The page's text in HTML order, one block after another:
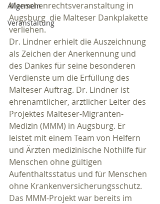
Allgemein
Veranstaltung
Menschenrechtsveranstaltung in
Augsburg  die Malteser Dankplakette
verliehen.
Dr. Lindner erhielt die Auszeichnung
als Zeichen der Anerkennung und
des Dankes für seine besonderen
Verdienste um die Erfüllung des
Malteser Auftrag. Dr. Lindner ist
ehrenamtlicher, ärztlicher Leiter des
Projektes Malteser-Migranten-
Medizin (MMM) in Augsburg. Er
leistet mit einem Team von Helfern
und Ärzten medizinische Nothilfe für
Menschen ohne gültigen
Aufenthaltsstatus und für Menschen
ohne Krankenversicherungsschutz.
Das MMM-Projekt war bereits im